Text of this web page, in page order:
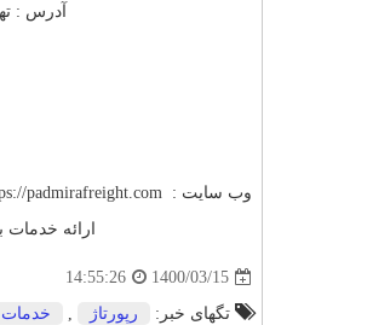
آدرس :
وب سایت : padmirafreight.com
ارائه خدمات
1400/03/15
14:55:26
تگهای خبر: رپورتاژ , خدمات